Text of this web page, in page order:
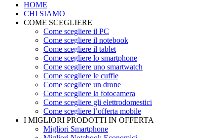
HOME
CHI SIAMO
COME SCEGLIERE
Come scegliere il PC
Come scegliere il notebook
Come scegliere il tablet
Come scegliere lo smartphone
Come scegliere uno smartwatch
Come scegliere le cuffie
Come scegliere un drone
Come scegliere la fotocamera
Come scegliere gli elettrodomestici
Come scegliere l’offerta mobile
I MIGLIORI PRODOTTI IN OFFERTA
Migliori Smartphone